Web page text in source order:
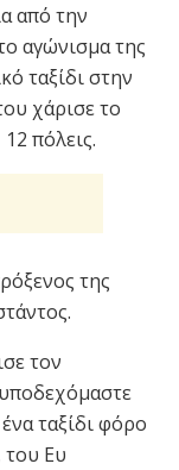
από την
αγώνισμα της
ταξίδι στην
χάρισε το
πόλεις.
της
τον
ταξίδι φόρο
Ευ